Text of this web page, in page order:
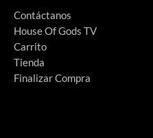
Contáctanos
House Of Gods TV
Carrito
Tienda
Finalizar Compra